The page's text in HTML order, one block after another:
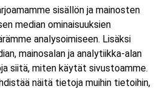
sisällön ja mainosten
median ominaisuuksien
analysoimiseen. Lisäksi
mainosalan ja analytiikka-alan
siitä, miten käytät sivustoamme.
näitä tietoja muihin tietoihin,